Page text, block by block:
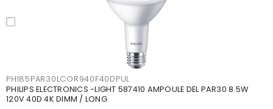
PHI85PAR30LCOR940F40DPUL
PHILIPS ELECTRONICS -LIGHT 587410 AMPOULE DEL PAR30 8.5W
120V 40D 4K DIMM / LONG